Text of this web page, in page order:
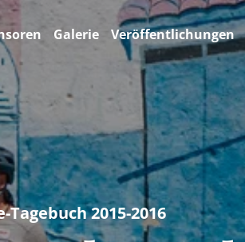
Galerie Veröffentlichungen
2015-2016